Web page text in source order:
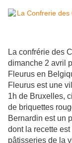
La confrérie des
dimanche 2 avril
Fleurus en
Fleurus est une
1h de Bruxelles,
de briquettes
Bernardin est un
dont la recette
pâtisseries de la